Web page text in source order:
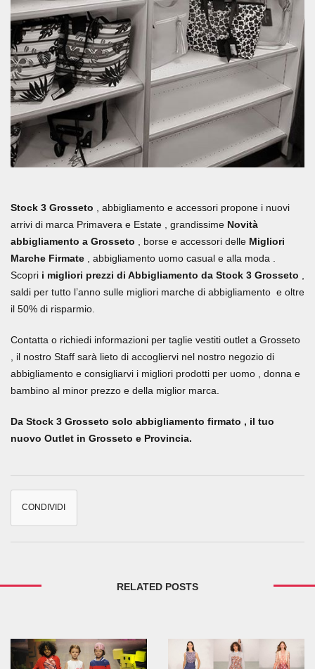
Stock 3 Grosseto , abbigliamento e accessori propone i nuovi
arrivi di marca Primavera e Estate , grandissime Novità
abbigliamento a Grosseto , borse e accessori delle Migliori
Marche Firmate , abbigliamento uomo casual e alla moda .
Scopri i migliori prezzi di Abbigliamento da Stock 3 Grosseto
saldi per tutto l’anno sulle migliori marche di abbigliamento e oltre
il 50% di risparmio.
Contatta o richiedi informazioni per taglie vestiti outlet a Grosseto
, il nostro Staff sarà lieto di accogliervi nel nostro negozio di
abbigliamento e consigliarvi i migliori prodotti per uomo , donna e
bambino al minor prezzo e della miglior marca.
Da Stock 3 Grosseto solo abbigliamento firmato , il tuo
nuovo Outlet in Grosseto e Provincia.
CONDIVIDI
RELATED POSTS